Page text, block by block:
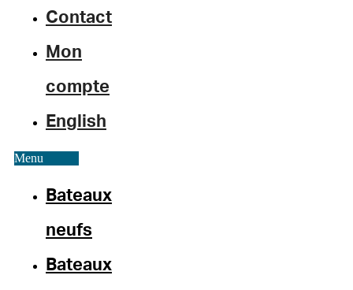
Contact
Mon
compte
English
Menu
Bateaux
neufs
Bateaux